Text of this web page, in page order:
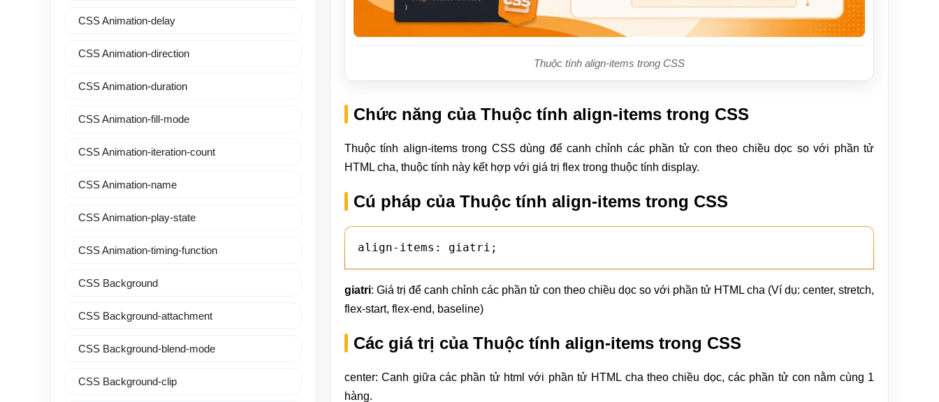
Thuộc tính align-items trong CSS
Chức năng của Thuộc tính align-items trong CSS
Thuộc tính align-items trong CSS dùng để canh chỉnh các phần tử con theo chiều dọc so với phần tử
HTML cha, thuộc tính này kết hợp với giá trị flex trong thuộc tính display.
Cú pháp của Thuộc tính align-items trong CSS
align-items: giatri;
giatri: Giá trị để canh chỉnh các phần tử con theo chiều dọc so với phần tử HTML cha (Ví dụ: center, stretch,
flex-start, flex-end, baseline)
Các giá trị của Thuộc tính align-items trong CSS
center: Canh giữa các phần tử html với phần tử HTML cha theo chiều dọc, các phần tử con nằm cùng 1
hàng.
CSS Animation-delay
CSS Animation-direction
CSS Animation-duration
CSS Animation-fill-mode
CSS Animation-iteration-count
CSS Animation-name
CSS Animation-play-state
CSS Animation-timing-function
CSS Background
CSS Background-attachment
CSS Background-blend-mode
CSS Background-clip